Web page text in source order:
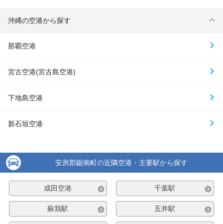
沖縄の空港から探す
那覇空港
宮古空港(宮古島空港)
下地島空港
新石垣空港
安房郡鋸南町の近隣空港・主要駅から探す
成田空港 千葉駅
蘇我駅 五井駅